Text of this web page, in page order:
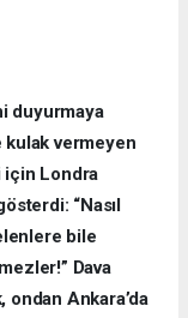
duyurmaya
kulak vermeyen
için Londra
“Nasıl
bile
Dava
ondan Ankara’da